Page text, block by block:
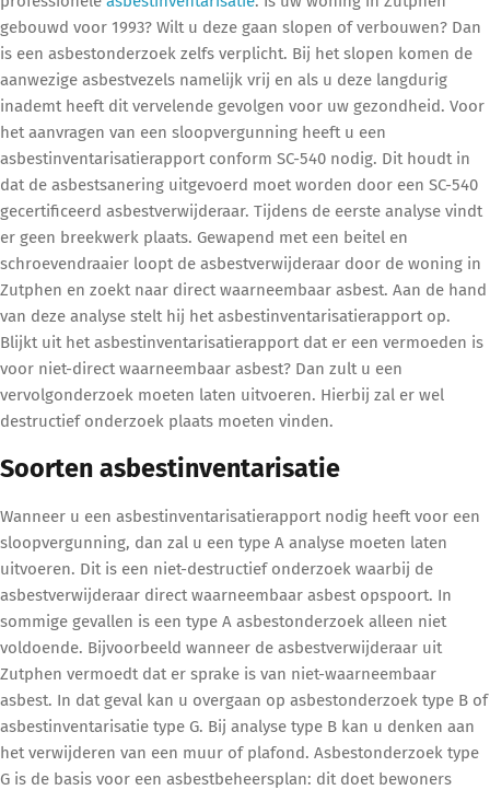
gebouwd voor 1993? Wilt u deze gaan slopen of verbouwen? Dan
is een asbestonderzoek zelfs verplicht. Bij het slopen komen de
aanwezige asbestvezels namelijk vrij en als u deze langdurig
inademt heeft dit vervelende gevolgen voor uw gezondheid. Voor
het aanvragen van een sloopvergunning heeft u een
asbestinventarisatierapport conform SC-540 nodig. Dit houdt in
dat de asbestsanering uitgevoerd moet worden door een SC-540
gecertificeerd asbestverwijderaar. Tijdens de eerste analyse vindt
er geen breekwerk plaats. Gewapend met een beitel en
schroevendraaier loopt de asbestverwijderaar door de woning in
Zutphen en zoekt naar direct waarneembaar asbest. Aan de hand
van deze analyse stelt hij het asbestinventarisatierapport op.
Blijkt uit het asbestinventarisatierapport dat er een vermoeden is
voor niet-direct waarneembaar asbest? Dan zult u een
vervolgonderzoek moeten laten uitvoeren. Hierbij zal er wel
destructief onderzoek plaats moeten vinden.
Soorten asbestinventarisatie
Wanneer u een asbestinventarisatierapport nodig heeft voor een
sloopvergunning, dan zal u een type A analyse moeten laten
uitvoeren. Dit is een niet-destructief onderzoek waarbij de
asbestverwijderaar direct waarneembaar asbest opspoort. In
sommige gevallen is een type A asbestonderzoek alleen niet
voldoende. Bijvoorbeeld wanneer de asbestverwijderaar uit
Zutphen vermoedt dat er sprake is van niet-waarneembaar
asbest. In dat geval kan u overgaan op asbestonderzoek type B of
asbestinventarisatie type G. Bij analyse type B kan u denken aan
het verwijderen van een muur of plafond. Asbestonderzoek type
G is de basis voor een asbestbeheersplan: dit doet bewoners